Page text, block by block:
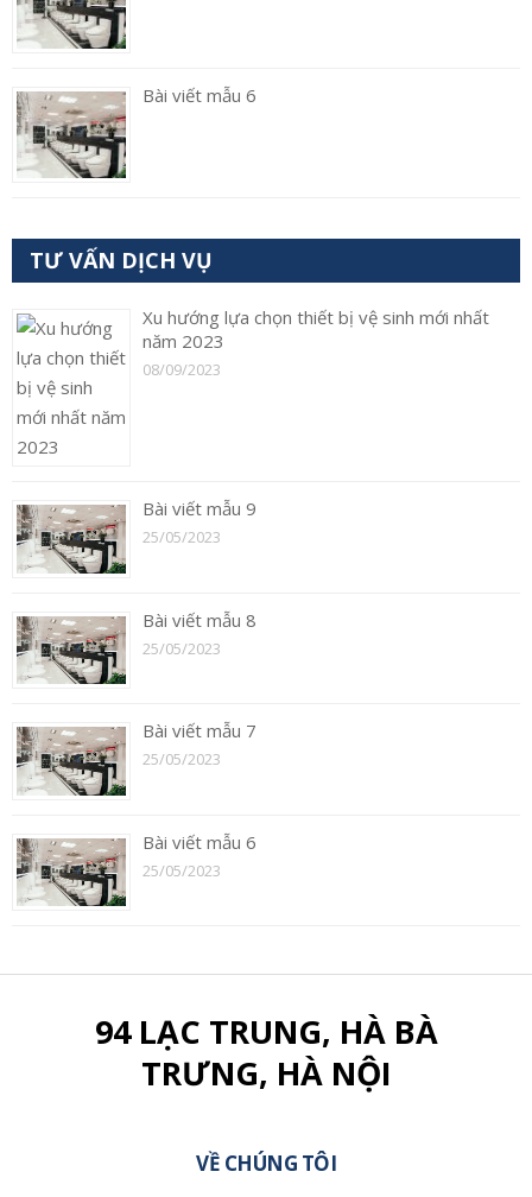
Bài viết mẫu 6
TƯ VẤN DỊCH VỤ
Xu hướng lựa chọn thiết bị vệ sinh mới nhất
năm 2023
08/09/2023
Bài viết mẫu 9
25/05/2023
Bài viết mẫu 8
25/05/2023
Bài viết mẫu 7
25/05/2023
Bài viết mẫu 6
25/05/2023
94 LẠC TRUNG, HÀ BÀ
TRƯNG, HÀ NỘI
VỀ CHÚNG TÔI